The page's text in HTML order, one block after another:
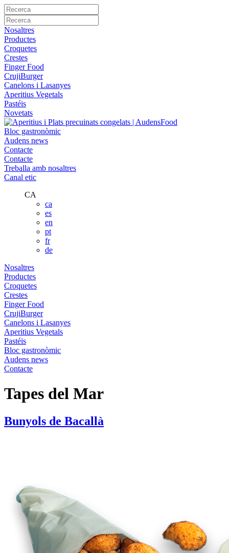
Nosaltres
Productes
Croquetes
Crestes
Finger Food
CrujiBurger
Canelons i Lasanyes
Aperitius Vegetals
Pastéis
Novetats
Bloc gastronòmic
Audens news
Contacte
Contacte
Treballa amb nosaltres
Canal etic
CA
ca
es
en
pt
fr
de
Nosaltres
Productes
Croquetes
Crestes
Finger Food
CrujiBurger
Canelons i Lasanyes
Aperitius Vegetals
Pastéis
Bloc gastronòmic
Audens news
Contacte
Tapes del Mar
Bunyols de Bacallà